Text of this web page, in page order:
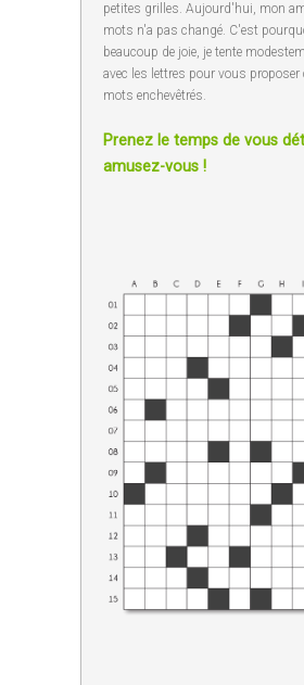
petites grilles. Aujourd'hui, mon
mots n'a pas changé. C'est
beaucoup de joie, je tente
avec les lettres pour vous proposer
mots enchevêtrés.
Prenez le temps de vous
amusez-vous !